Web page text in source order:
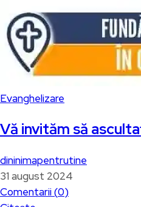
Evanghelizare
Vă invităm să
dininimapentrutine
31 august 2024
Comentarii (0)